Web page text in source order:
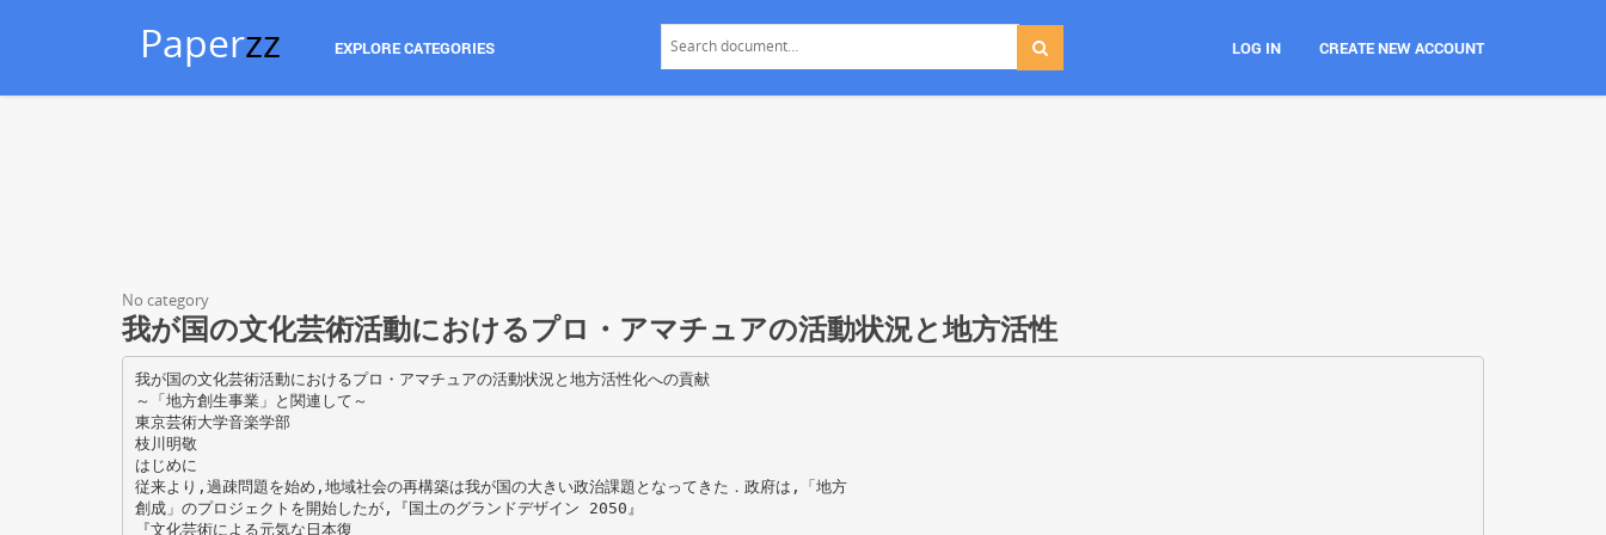
Paperzz EXPLORE CATEGORIES LOG IN CREATE NEW ACCOUNT
No category
我が国の文化芸術活動におけるプロ・アマチュアの活動状況と地方活性
我が国の文化芸術活動におけるプロ・アマチュアの活動状況と地方活性化への貢献
～「地方創生事業」と関連して～
東京芸術大学音楽学部
枝川明敬
はじめに
従来より,過疎問題を始め,地域社会の再構築は我が国の大きい政治課題となってきた．政府は,「地方
創成」のプロジェクトを開始したが,『国土のグランドデザイン 2050』
『文化芸術による元気な日本復